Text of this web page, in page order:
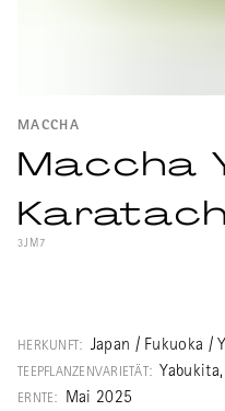
MACCHA
Maccha
3JM7
ausgeprägten
gepflückt und per
HERKUNFT: Japan / Fukuoka /
TEEPFLANZENVARIETÄT:
ERNTE: Mai 2025